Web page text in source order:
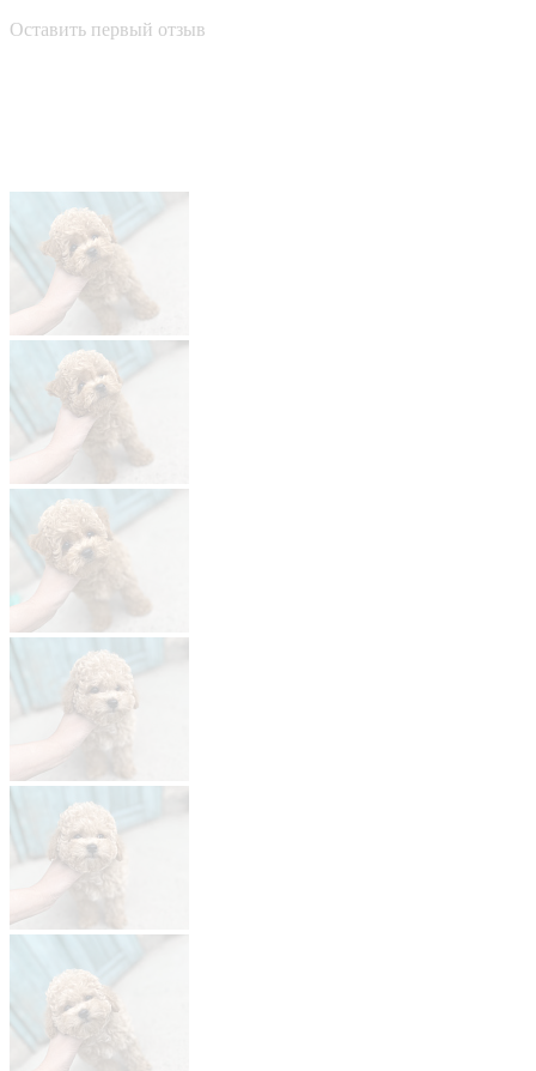
Оставить первый отзыв